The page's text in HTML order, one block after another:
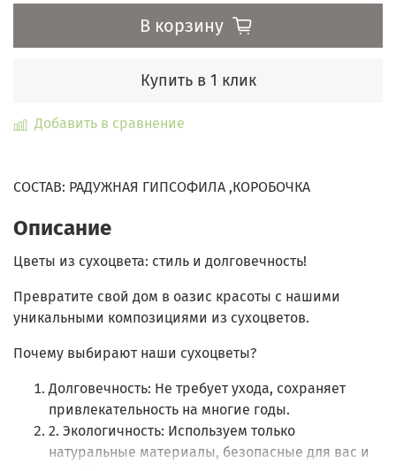
В корзину
Купить в 1 клик
Добавить в сравнение
СОСТАВ: РАДУЖНАЯ ГИПСОФИЛА ,КОРОБОЧКА
Описание
Цветы из сухоцвета: стиль и долговечность!
Превратите свой дом в оазис красоты с нашими
уникальными композициями из сухоцветов.
Почему выбирают наши сухоцветы?
Долговечность: Не требует ухода, сохраняет
привлекательность на многие годы.
2. Экологичность: Используем только
натуральные материалы, безопасные для вас и